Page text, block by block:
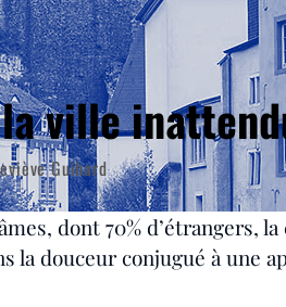
ville
Guihard
dont 70% d’étrangers,
la douceur conjugué à une